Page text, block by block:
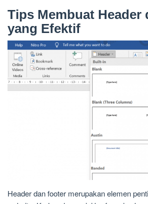
Tips Membuat Header
yang Efektif
Header dan footer merupakan elemen